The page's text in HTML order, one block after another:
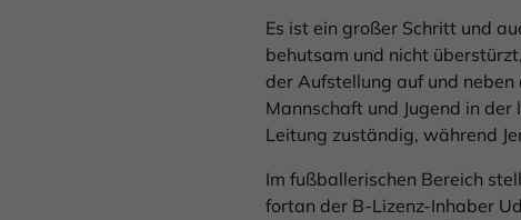
Es ist ein großer Schritt und
behutsam und nicht
der Aufstellung auf und
Mannschaft und Jugend in
Leitung zuständig, während
Im fußballerischen Bereich
fortan der B-Lizenz-Inhaber